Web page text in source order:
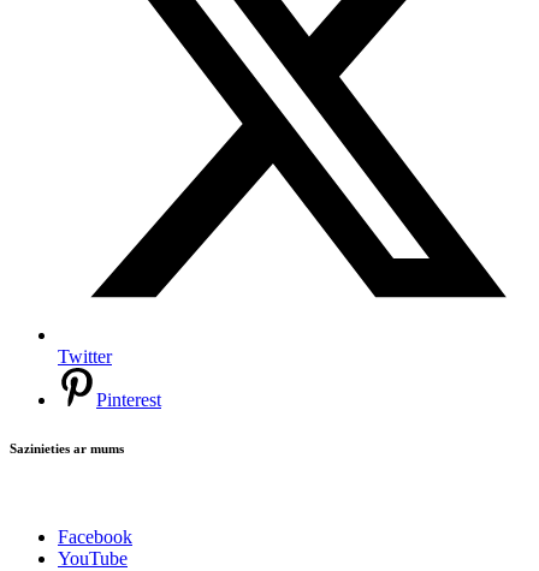
Twitter
Pinterest
Sazinieties ar mums
Facebook
YouTube